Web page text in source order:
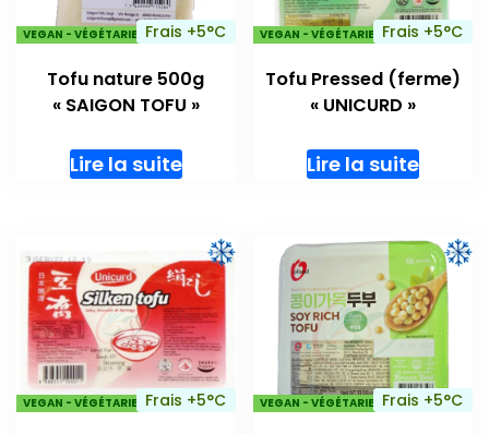
VEGAN - VÉGÉTARIENSFrais +5°C
Tofu nature 500g
« SAIGON TOFU »
Lire la suite
VEGAN - VÉGÉTARIENSFrais +5°C
Tofu Pressed (ferme)
« UNICURD »
Lire la suite
VEGAN - VÉGÉTARIENSFrais +5°C VEGAN - VÉGÉTARIENSFrais +5°C